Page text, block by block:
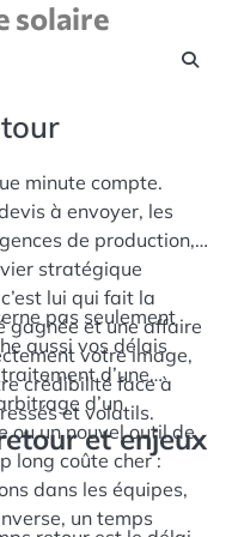
solaire
minute compte.
à envoyer, les
de production,
stratégique
lui qui fait la
gagnée et une affaire
votre image,
crédibilité face à
et volatils.
pas seulement
aussi vos délais
d’une
d’un
ou un nouvel outil de
long coûte cher :
dans les équipes,
un temps
et enjeux